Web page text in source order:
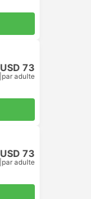
USD 73
par adulte
USD 73
par adulte